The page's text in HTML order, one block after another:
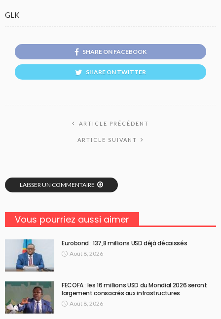
GLK
SHARE ON FACEBOOK
SHARE ON TWITTER
ARTICLE PRÉCÉDENT
ARTICLE SUIVANT
LAISSER UN COMMENTAIRE
Vous pourriez aussi aimer
Eurobond : 137,8 millions USD déjà décaissés
Août 8, 2026
FECOFA : les 16 millions USD du Mondial 2026 seront
largement consacrés aux infrastructures
Août 8, 2026